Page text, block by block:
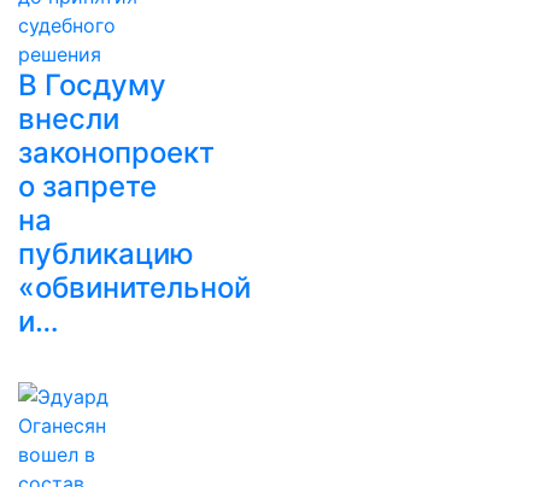
В Госдуму
внесли
законопроект
о запрете
на
публикацию
«обвинительной
и…